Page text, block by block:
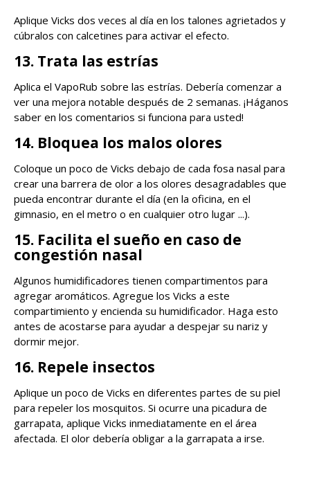
Aplique Vicks dos veces al día en los talones agrietados y
cúbralos con calcetines para activar el efecto.
13. Trata las estrías
Aplica el VapoRub sobre las estrías. Debería comenzar a
ver una mejora notable después de 2 semanas. ¡Háganos
saber en los comentarios si funciona para usted!
14. Bloquea los malos olores
Coloque un poco de Vicks debajo de cada fosa nasal para
crear una barrera de olor a los olores desagradables que
pueda encontrar durante el día (en la oficina, en el
gimnasio, en el metro o en cualquier otro lugar ...).
15. Facilita el sueño en caso de
congestión nasal
Algunos humidificadores tienen compartimentos para
agregar aromáticos. Agregue los Vicks a este
compartimiento y encienda su humidificador. Haga esto
antes de acostarse para ayudar a despejar su nariz y
dormir mejor.
16. Repele insectos
Aplique un poco de Vicks en diferentes partes de su piel
para repeler los mosquitos. Si ocurre una picadura de
garrapata, aplique Vicks inmediatamente en el área
afectada. El olor debería obligar a la garrapata a irse.